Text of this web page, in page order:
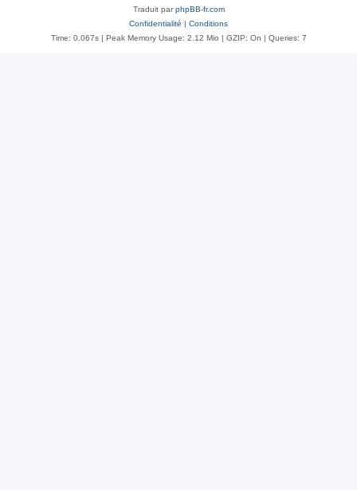
Traduit parphpBB-fr.com
Confidentialité | Conditions
Time: 0.067s| Peak Memory Usage: 2.12 Mio | GZIP: On | Queries: 7